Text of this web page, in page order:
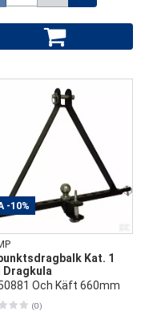
-10%
Kat. 1
Dragkula
Och Käft 660mm
(0)